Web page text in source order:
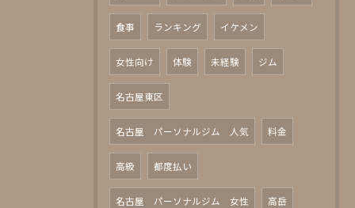
食事 ランキング イケメン
女性向け 体験 未経験 ジム
名古屋東区
名古屋 パーソナルジム 人気 料金
高級 都度払い
名古屋 パーソナルジム 女性 高岳